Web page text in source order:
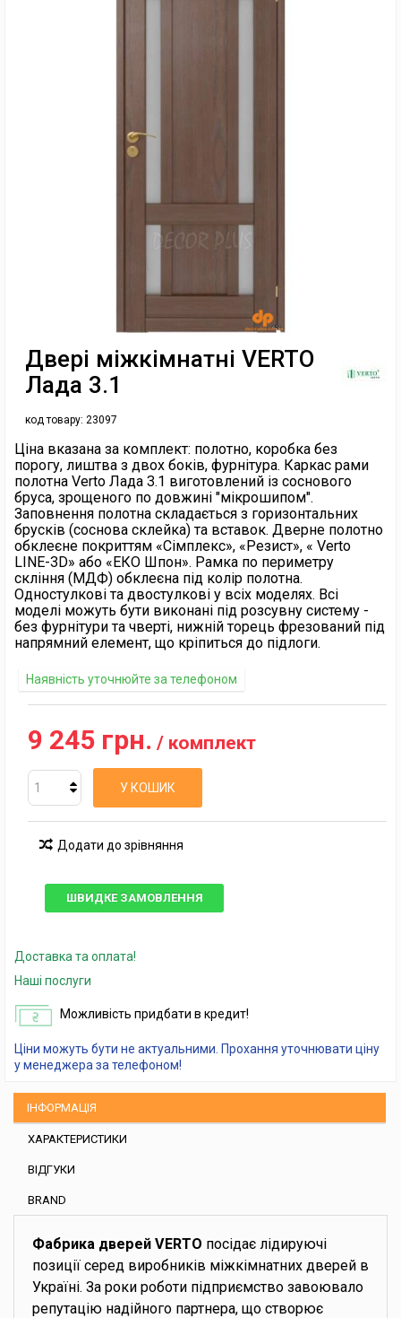
Двері міжкімнатні VERTO
Лада 3.1
код товару: 23097
Ціна вказана за комплект: полотно, коробка без
порогу, лиштва з двох боків, фурнітура. Каркас рами
полотна Verto Лада 3.1 виготовлений із соснового
бруса, зрощеного по довжині "мікрошипом".
Заповнення полотна складається з горизонтальних
брусків (соснова склейка) та вставок. Дверне полотно
обклеєне покриттям «Сімплекс», «Резист», « Verto
LINE-3D» або «ЕКО Шпон». Рамка по периметру
скління (МДФ) обклеєна під колір полотна.
Одностулкові та двостулкові у всіх моделях. Всі
моделі можуть бути виконані під розсувну систему -
без фурнітури та чверті, нижній торець фрезований під
напрямний елемент, що кріпиться до підлоги.
Наявність уточнюйте за телефоном
9 245 грн. / комплект
У КОШИК
Додати до зрівняння
ШВИДКЕ ЗАМОВЛЕННЯ
Доставка та оплата!
Наші послуги
Можливість придбати в кредит!
Ціни можуть бути не актуальними. Прохання уточнювати ціну
у менеджера за телефоном!
ІНФОРМАЦІЯ
ХАРАКТЕРИСТИКИ
ВІДГУКИ
BRAND
Фабрика дверей VERTO посідає лідируючі
позиції серед виробників міжкімнатних дверей в
Україні. За роки роботи підприємство завоювало
репутацію надійного партнера, що створює